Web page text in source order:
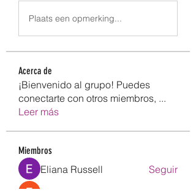
Plaats een opmerking...
Acerca de
¡Bienvenido al grupo! Puedes
conectarte con otros miembros, ...
Leer más
Miembros
Eliana Russell
Seguir